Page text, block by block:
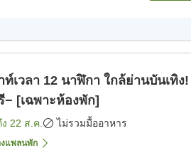
ท์เวลา 12 นาฬิกา ใกล้ย่านบันเทิ
− [เฉพาะห้องพัก]
22 ส.ค. ไม่รวมมื้ออาหาร
งแพลนพัก